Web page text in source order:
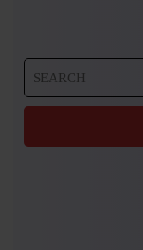
for: